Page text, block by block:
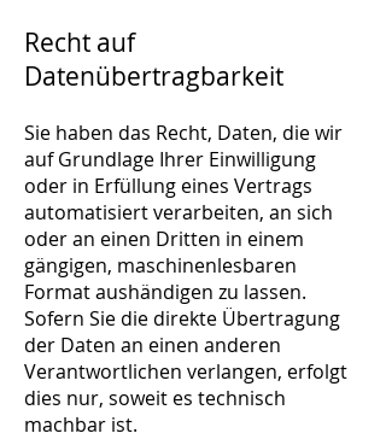
Recht auf
Datenübertragbarkeit
Sie haben das Recht, Daten, die wir
auf Grundlage Ihrer Einwilligung
oder in Erfüllung eines Vertrags
automatisiert verarbeiten, an sich
oder an einen Dritten in einem
gängigen, maschinenlesbaren
Format aushändigen zu lassen.
Sofern Sie die direkte Übertragung
der Daten an einen anderen
Verantwortlichen verlangen, erfolgt
dies nur, soweit es technisch
machbar ist.